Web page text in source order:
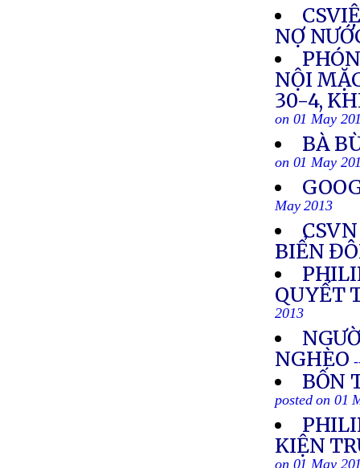
NỢ
NỘI
30-4,
on 01 May
BÀ
on 01 May
May 2013
BIỂN
QUYẾT
2013
NGHÈO
BỐN
posted on 01
KIỆN